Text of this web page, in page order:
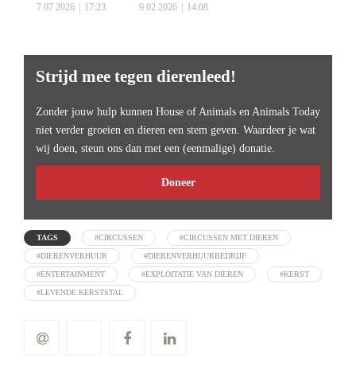
7 07 2026 17:23 9 02 2026 14:08
Strijd mee tegen dierenleed!
Zonder jouw hulp kunnen House of Animals en Animals Today
niet verder groeien en dieren een stem geven. Waardeer je wat
wij doen, steun ons dan met een (eenmalige) donatie.
Doneer
TAGS #CIRCUSSEN #CIRCUSSEN MET DIEREN
#DIERENVERHUUR #DIERENVERHUURBEDRIJF
#ENTERTAINMENT #EXPLOITATIE VAN DIEREN #KERST
#LEVENDE KERSTSTAL